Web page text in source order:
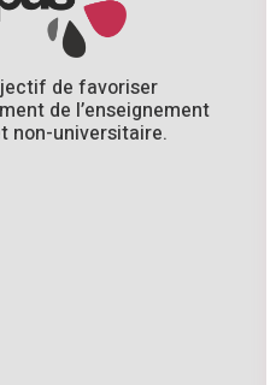
de favoriser
de l’enseignement
non-universitaire.